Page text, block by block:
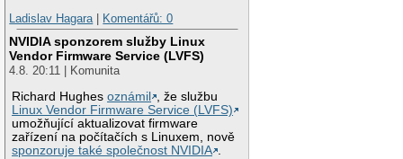
Ladislav Hagara
Komentářů: 0
NVIDIA sponzorem služby Linux
Vendor Firmware Service (LVFS)
4.8. 20:11 | Komunita
Richard Hughesoznámil
, že službu
Linux Vendor Firmware Service (LVFS)
umožňující aktualizovat firmware
zařízení na počítačích s Linuxem, nově
sponzoruje také společnost NVIDIA .